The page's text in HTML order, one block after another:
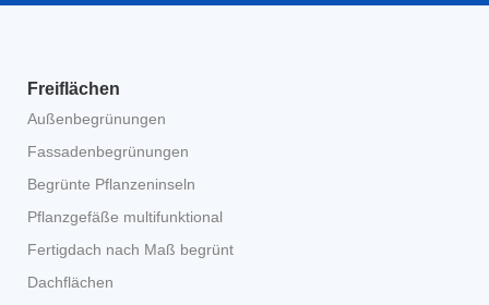
Freiflächen
Außenbegrünungen
Fassadenbegrünungen
Begrünte Pflanzeninseln
Pflanzgefäße multifunktional
Fertigdach nach Maß begrünt
Dachflächen